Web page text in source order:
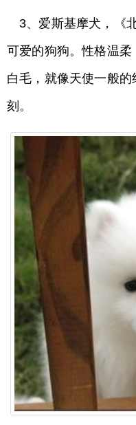
3、爱斯基摩犬，《
可爱的狗狗。性格温
白毛，就像天使一般
刻。